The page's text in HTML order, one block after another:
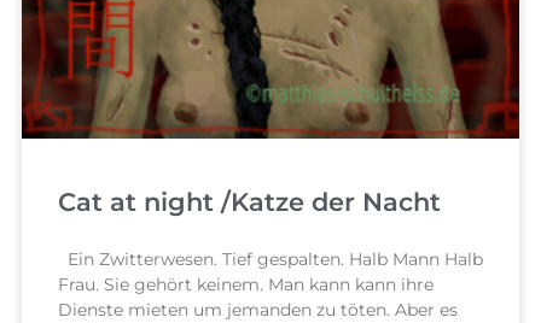
Cat at night /Katze der Nacht
Ein Zwitterwesen. Tief gespalten. Halb Mann Halb
Frau. Sie gehört keinem. Man kann kann ihre
Dienste mieten um jemanden zu töten. Aber es